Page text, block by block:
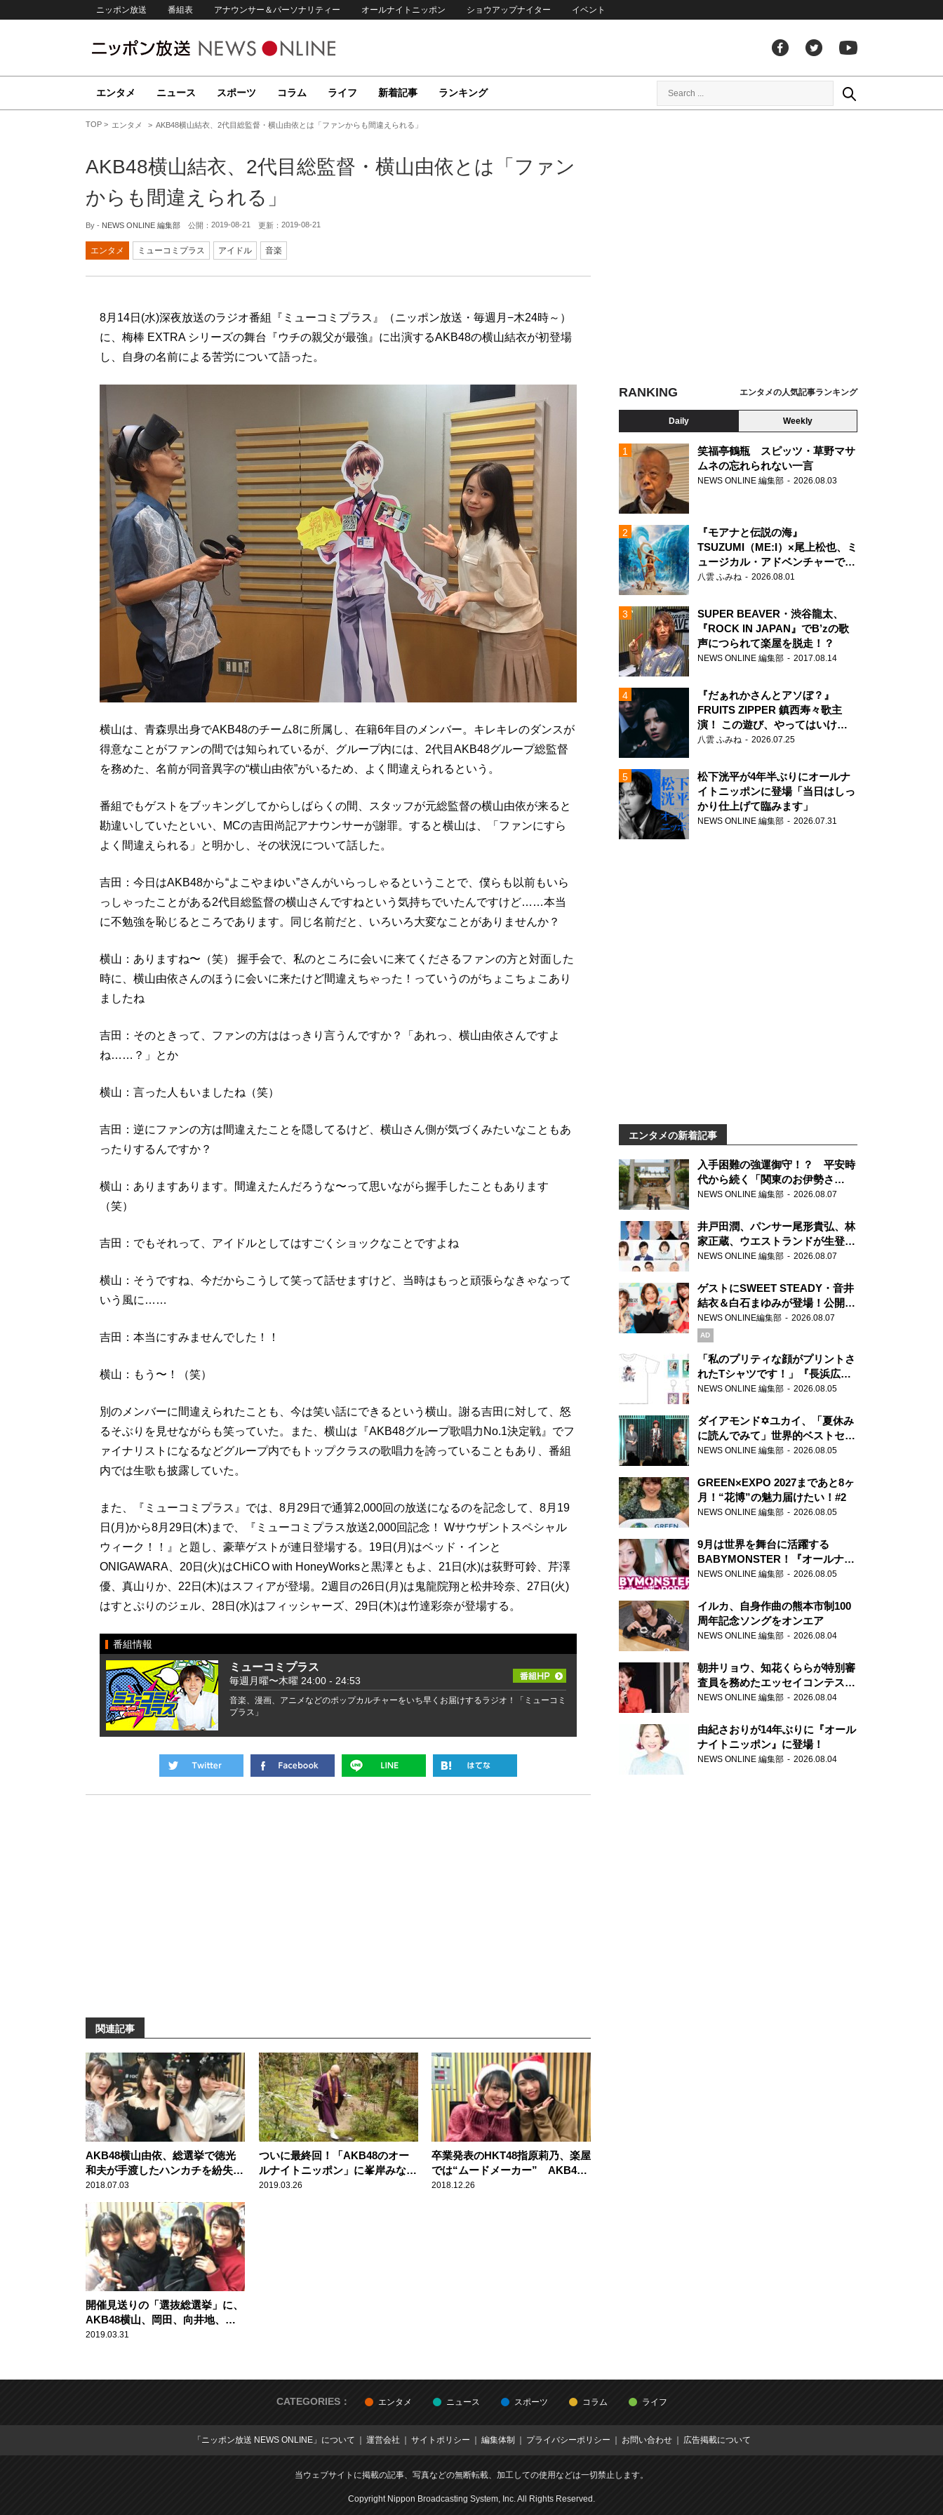
ニッポン放送 番組表 アナウンサー＆パーソナリティー オールナイトニッポン ショウアップナイター イベント
エンタメ ニュース スポーツ コラム ライフ 新着記事 ランキング
TOP エンタメ AKB48横山結衣、2代目総監督・横山由依とは「ファンからも間違えられる」
AKB48横山結衣、2代目総監督・横山由依とは「ファン
からも間違えられる」
By - NEWS ONLINE 編集部 公開： 2019-08-21 更新： 2019-08-21
エンタメ ミューコミプラス アイドル 音楽
8月14日(水)深夜放送のラジオ番組『ミューコミプラス』（ニッポン放送・毎週月−木24時～）
に、梅棒 EXTRA シリーズの舞台『ウチの親父が最強』に出演するAKB48の横山結衣が初登場
し、自身の名前による苦労について語った。
横山は、青森県出身でAKB48のチーム8に所属し、在籍6年目のメンバー。キレキレのダンスが
得意なことがファンの間では知られているが、グループ内には、2代目AKB48グループ総監督
を務めた、名前が同音異字の“横山由依”がいるため、よく間違えられるという。
番組でもゲストをブッキングしてからしばらくの間、スタッフが元総監督の横山由依が来ると
勘違いしていたといい、MCの吉田尚記アナウンサーが謝罪。すると横山は、「ファンにすら
よく間違えられる」と明かし、その状況について話した。
吉田：今日はAKB48から“よこやまゆい”さんがいらっしゃるということで、僕らも以前もいら
っしゃったことがある2代目総監督の横山さんですねという気持ちでいたんですけど……本当
に不勉強を恥じるところであります。同じ名前だと、いろいろ大変なことがありませんか？
横山：ありますね〜（笑） 握手会で、私のところに会いに来てくださるファンの方と対面した
時に、横山由依さんのほうに会いに来たけど間違えちゃった！っていうのがちょこちょこあり
ましたね
吉田：そのときって、ファンの方ははっきり言うんですか？「あれっ、横山由依さんですよ
ね……？」とか
横山：言った人もいましたね（笑）
吉田：逆にファンの方は間違えたことを隠してるけど、横山さん側が気づくみたいなこともあ
ったりするんですか？
横山：ありますあります。間違えたんだろうな〜って思いながら握手したこともあります
（笑）
吉田：でもそれって、アイドルとしてはすごくショックなことですよね
横山：そうですね、今だからこうして笑って話せますけど、当時はもっと頑張らなきゃなって
いう風に……
吉田：本当にすみませんでした！！
横山：もう〜！（笑）
別のメンバーに間違えられたことも、今は笑い話にできるという横山。謝る吉田に対して、怒
るそぶりを見せながらも笑っていた。また、横山は『AKB48グループ歌唱力No.1決定戦』でフ
ァイナリストになるなどグループ内でもトップクラスの歌唱力を誇っていることもあり、番組
内では生歌も披露していた。
また、『ミューコミプラス』では、8月29日で通算2,000回の放送になるのを記念して、8月19
日(月)から8月29日(木)まで、『ミューコミプラス放送2,000回記念！ Wサウザントスペシャル
ウィーク！！』と題し、豪華ゲストが連日登場する。19日(月)はベッド・インと
ONIGAWARA、20日(火)はCHiCO with HoneyWorksと黒澤ともよ、21日(水)は荻野可鈴、芹澤
優、真山りか、22日(木)はスフィアが登場。2週目の26日(月)は鬼龍院翔と松井玲奈、27日(火)
はすとぷりのジェル、28日(水)はフィッシャーズ、29日(木)は竹達彩奈が登場する。
番組情報
ミューコミプラス
毎週月曜〜木曜 24:00 - 24:53
音楽、漫画、アニメなどのポップカルチャーをいち早くお届けするラジオ！「ミューコミ
プラス」
関連記事
AKB48横山由依、総選挙で徳光
和夫が手渡したハンカチを紛失
「置いてきてしもうた…」
2018.07.03
ついに最終回！「AKB48のオー
ルナイトニッポン」に峯岸みな
み・柏木由紀・大家志津香・指原
2019.03.26
卒業発表のHKT48指原莉乃、楽屋
では“ムードメーカー” AKB48
総監督が魅力語る
2018.12.26
開催見送りの「選抜総選挙」に、
AKB48横山、岡田、向井地、福
岡が心境語る
2019.03.31
RANKING エンタメの人気記事ランキング
Daily Weekly
笑福亭鶴瓶 スピッツ・草野マサ
ムネの忘れられない一言
NEWS ONLINE 編集部 2026.08.03
『モアナと伝説の海』
TSUZUMI（ME:I）×尾上松也、ミ
ュージカル・アドベンチャーで美
声を響かせる
八雲 ふみね 2026.08.01
SUPER BEAVER・渋谷龍太、
『ROCK IN JAPAN』でB’zの歌
声につられて楽屋を脱走！？
NEWS ONLINE 編集部 2017.08.14
『だぁれかさんとアソぼ？』
FRUITS ZIPPER 鎮西寿々歌主
演！ この遊び、やってはいけま
せん。
八雲 ふみね 2026.07.25
松下洸平が4年半ぶりにオールナ
イトニッポンに登場「当日はしっ
かり仕上げて臨みます」
NEWS ONLINE 編集部 2026.07.31
エンタメの新着記事
入手困難の強運御守！？ 平安時
代から続く「関東のお伊勢さ
ま」、芝大神宮にてランパンプス
NEWS ONLINE 編集部 2026.08.07
井戸田潤、パンサー尾形貴弘、林
家正蔵、ウエストランドが生登
場！『ラジオビバリー昼ズ』
NEWS ONLINE 編集部 2026.08.07
ゲストにSWEET STEADY・音井
結衣＆白石まゆみが登場！公開収
録で素顔全開！
NEWS ONLINE編集部 2026.08.07
AD
「私のプリティな顔がプリントさ
れたTシャツです！」『長浜広奈
天下無双』初の番組グッズ発売
NEWS ONLINE 編集部 2026.08.05
ダイアモンド✡ユカイ、「夏休み
に読んでみて」世界的ベストセラ
ー『アナスタシア』を紹介
NEWS ONLINE 編集部 2026.08.05
GREEN×EXPO 2027まであと8ヶ
月！“花博”の魅力届けたい！#2
NEWS ONLINE 編集部 2026.08.05
9月は世界を舞台に活躍する
BABYMONSTER！『オールナイ
トニッポンPODCAST』月替わり
NEWS ONLINE 編集部 2026.08.05
イルカ、自身作曲の熊本市制100
周年記念ソングをオンエア
NEWS ONLINE 編集部 2026.08.04
朝井リョウ、知花くららが特別審
査員を務めたエッセイコンテスト
の特別番組「#いまあなたに伝え
NEWS ONLINE 編集部 2026.08.04
由紀さおりが14年ぶりに『オール
ナイトニッポン』に登場！
NEWS ONLINE 編集部 2026.08.04
CATEGORIES： エンタメ ニュース スポーツ コラム ライフ
「ニッポン放送 NEWS ONLINE」について 運営会社 サイトポリシー 編集体制 プライバシーポリシー お問い合わせ 広告掲載について
当ウェブサイトに掲載の記事、写真などの無断転載、加工しての使用などは一切禁止します。
Copyright Nippon Broadcasting System, Inc. All Rights Reserved.